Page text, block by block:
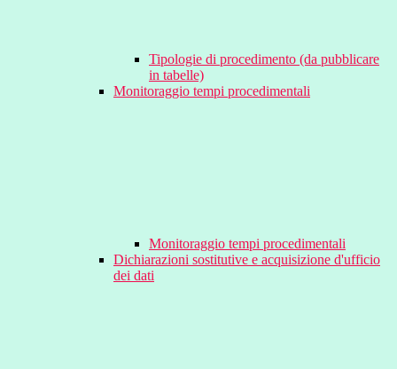
Tipologie di procedimento (da pubblicare
in tabelle)
Monitoraggio tempi procedimentali
Monitoraggio tempi procedimentali
Dichiarazioni sostitutive e acquisizione d'ufficio
dei dati